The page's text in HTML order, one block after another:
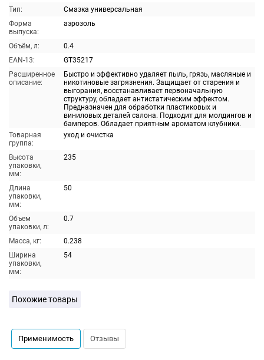
Тип:
Смазка универсальная
Форма
выпуска:
аэрозоль
Объём, л:
0.4
EAN-13:
GT35217
Расширенное
описание:
Быстро и эффективно удаляет пыль, грязь, масляные и
никотиновые загрязнения. Защищает от старения и
выгорания, восстанавливает первоначальную
структуру, обладает антистатическим эффектом.
Предназначен для обработки пластиковых и
виниловых деталей салона. Подходит для молдингов и
бамперов. Обладает приятным ароматом клубники.
Товарная
группа:
уход и очистка
Высота
упаковки,
мм:
235
Длина
упаковки,
мм:
50
Объем
упаковки, л:
0.7
Масса, кг:
0.238
Ширина
упаковки,
мм:
54
Похожие товары
Применимость Отзывы